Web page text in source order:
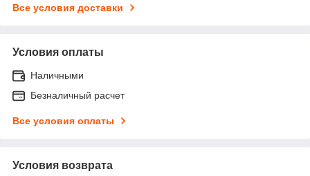
Все условия доставки
Условия оплаты
Наличными
Безналичный расчет
Все условия оплаты
Условия возврата